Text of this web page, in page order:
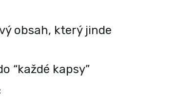
obsah, který jinde
“každé kapsy”